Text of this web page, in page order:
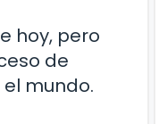
hoy, pero
de
mundo.